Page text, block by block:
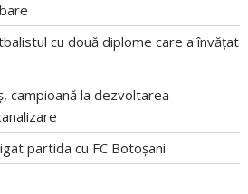
cu două diplome care a învățat
campioană la dezvoltarea
partida cu FC Botoșani